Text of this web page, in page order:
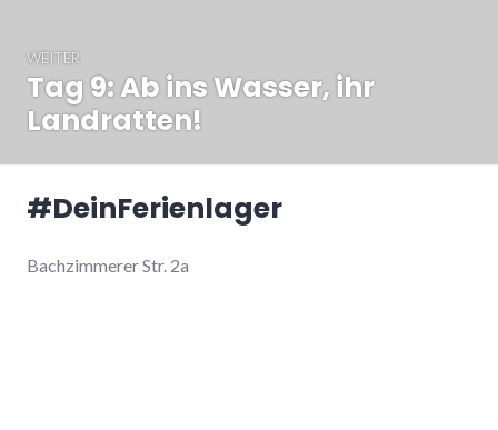
WEITER
Nächster
Beitrag:
Tag 9: Ab ins Wasser, ihr
Landratten!
#DeinFerienlager
Bachzimmerer Str. 2a